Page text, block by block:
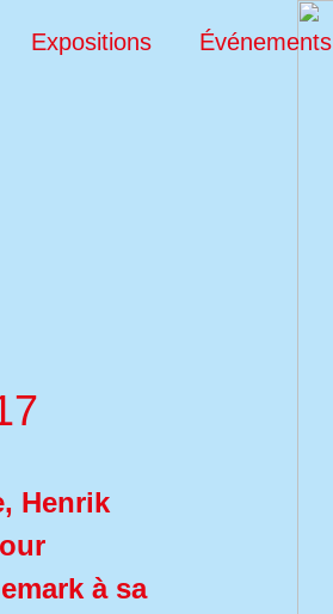
Expositions Événements
Henrik
à sa